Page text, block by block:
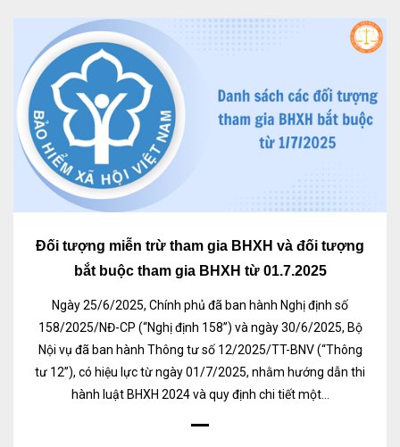
Đối tượng miễn trừ tham gia BHXH và đối tượng
bắt buộc tham gia BHXH từ 01.7.2025
Ngày 25/6/2025, Chính phủ đã ban hành Nghị định số
158/2025/NĐ-CP (“Nghị định 158”) và ngày 30/6/2025, Bộ
Nội vụ đã ban hành Thông tư số 12/2025/TT-BNV (“Thông
tư 12”), có hiệu lực từ ngày 01/7/2025, nhằm hướng dẫn thi
hành luật BHXH 2024 và quy định chi tiết một...